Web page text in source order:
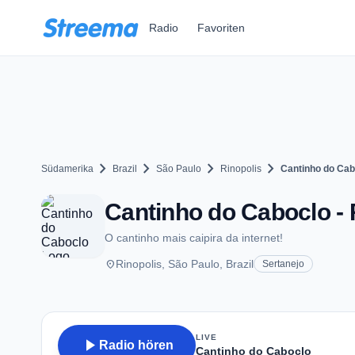
Radio Favoriten
Südamerika chevron_right Brazil chevron_right São Paulo chevron_right Rinopolis chevron_right Cantinho do
Cantinho do Caboclo -
O cantinho mais caipira da internet!
placeRinopolis, São Paulo, Brazil Sertanejo
play_arrow Radio hören
LIVE
Cantinho do Caboclo